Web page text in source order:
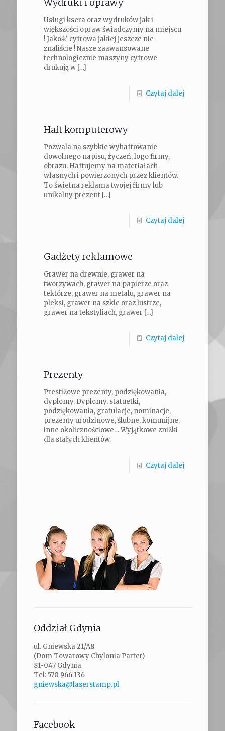
Usługi ksera oraz wydruków jak i
większości opraw świadczymy na miejscu
! Jakość cyfrowa jakiej jeszcze nie
znaliście ! Nasze zaawansowane
technologicznie maszyny cyfrowe
drukują w[…]
Czytaj dalej
Haft komputerowy
Pozwala na szybkie wyhaftowanie
dowolnego napisu, życzeń, logo firmy,
obrazu. Haftujemy na materiałach
własnych i powierzonych przez klientów.
To świetna reklama twojej firmy lub
unikalny prezent[…]
Czytaj dalej
Gadżety reklamowe
Grawer na drewnie, grawer na
tworzywach, grawer na papierze oraz
tektórze, grawer na metalu, grawer na
pleksi, grawer na szkle oraz lustrze,
grawer na tekstyliach, grawer […]
Czytaj dalej
Prezenty
Prestiżowe prezenty, podziękowania,
dyplomy. Dyplomy, statuetki,
podziękowania, gratulacje, nominacje,
prezenty urodzinowe, ślubne, komunijne,
inne okolicznościowe… Wyjątkowe zniżki
dla stałych klientów.
Czytaj dalej
Oddział Gdynia
ul. Gniewska 21/A8
(Dom Towarowy Chylonia Parter)
81-047 Gdynia
Tel: 570 966 136
gniewska@laserstamp.pl
Facebook